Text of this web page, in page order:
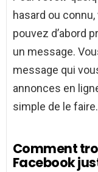
hasard ou
pouvez d’abord
un message.
message qui
annonces en
simple de le faire.
Comment
Facebook